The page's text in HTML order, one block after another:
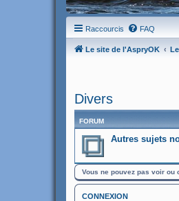
Raccourcis FAQ
Le site de l'AspryOK
Divers
FORUM
Autres sujets
Vous ne pouvez pas voir ou
CONNEXION